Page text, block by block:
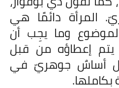
المرأة دائمًا هي
وما يجِب أن
يتم إعطاؤه من قبل
أساسٌ جوهريّ في
بكاملها.